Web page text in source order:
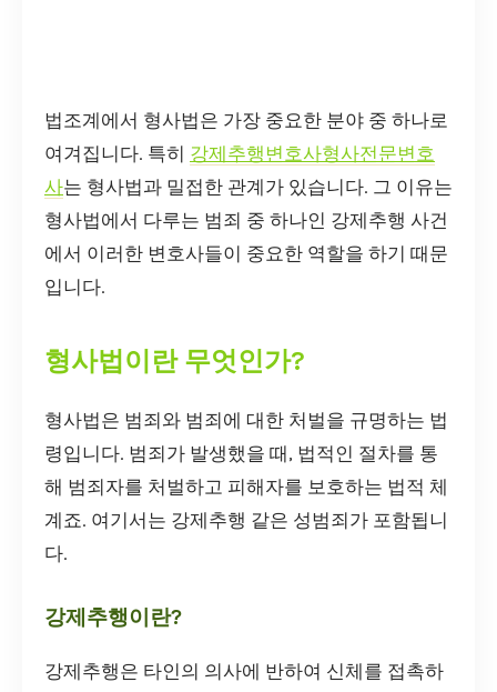
법조계에서 형사법은 가장 중요한 분야 중 하나로
여겨집니다. 특히 강제추행변호사형사전문변호
사는 형사법과 밀접한 관계가 있습니다. 그 이유는
형사법에서 다루는 범죄 중 하나인 강제추행 사건
에서 이러한 변호사들이 중요한 역할을 하기 때문
입니다.
형사법이란 무엇인가?
형사법은 범죄와 범죄에 대한 처벌을 규명하는 법
령입니다. 범죄가 발생했을 때, 법적인 절차를 통
해 범죄자를 처벌하고 피해자를 보호하는 법적 체
계죠. 여기서는 강제추행 같은 성범죄가 포함됩니
다.
강제추행이란?
강제추행은 타인의 의사에 반하여 신체를 접촉하